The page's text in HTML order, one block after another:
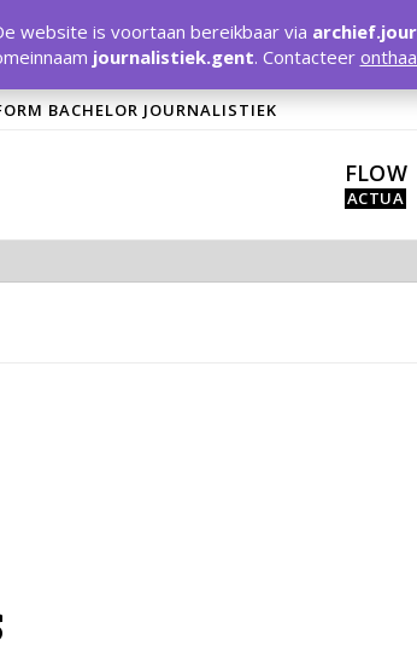
BACHELOR JOURNALISTIEK
FLOW
website is voortaan bereikbaar via
journalistiek.gent. Contacteer